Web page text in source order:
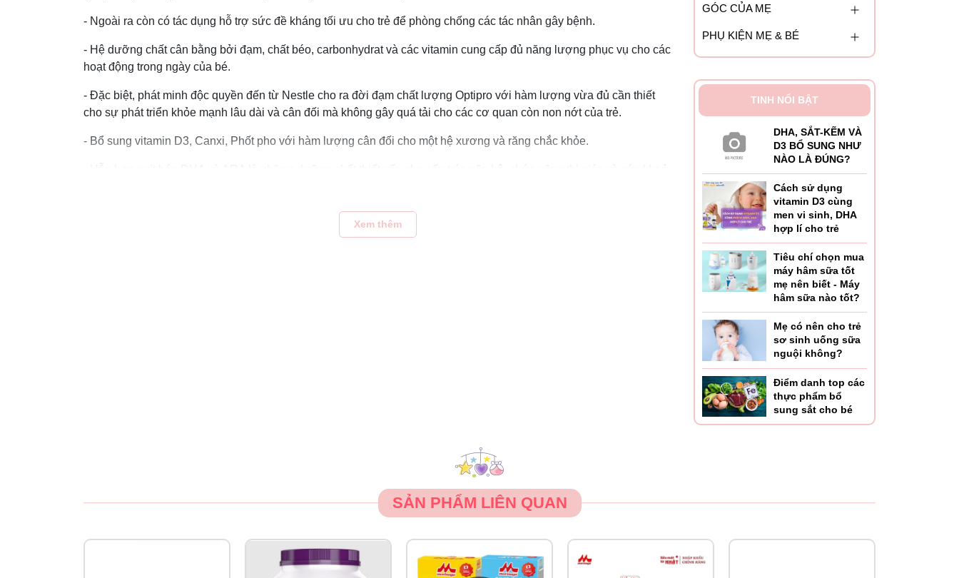
- Ngoài ra còn có tác dụng hỗ trợ sức đề kháng tối ưu cho trẻ để phòng chống các tác nhân gây bệnh.
- Hệ dưỡng chất cân bằng bởi đạm, chất béo, carbonhydrat và các vitamin cung cấp đủ năng lượng phục vụ cho các
hoạt động trong ngày của bé.
- Đặc biệt, phát minh độc quyền đến từ Nestle cho ra đời đạm chất lượng Optipro với hàm lượng vừa đủ cần thiết
cho sự phát triển khỏe mạnh lâu dài và cân đối mà không gây quá tải cho các cơ quan còn non nớt của trẻ.
- Bổ sung vitamin D3, Canxi, Phốt pho với hàm lượng cân đối cho một hệ xương và răng chắc khỏe.
- Các vi chất khác như sắt, I-ốt và kẽm hỗ trợ chức năng nhận thức ở trẻ, bước đầu cho một trí tuệ phát triển.
- Pha sữa với nước ấm 37-40 độ để đảm bảo những vi sinh vật có lợi còn sống.
- Một muỗng gạt ngang pha với 30ml nước ấm, chỉ dùng muỗng đi theo hộp, điều chỉnh lượng nước và sữa theo
Xem thêm
GÓC CỦA MẸ
PHỤ KIỆN MẸ & BÉ
TINH NỔI BẬT
DHA, SẮT-KẼM VÀ
D3 BỔ SUNG NHƯ
NÀO LÀ ĐÚNG?
Cách sử dụng
vitamin D3 cùng
men vi sinh, DHA
hợp lí cho trẻ
Tiêu chí chọn mua
máy hâm sữa tốt
mẹ nên biết - Máy
hâm sữa nào tốt?
Mẹ có nên cho trẻ
sơ sinh uống sữa
nguội không?
Điểm danh top các
thực phẩm bổ
sung sắt cho bé
SẢN PHẨM LIÊN QUAN